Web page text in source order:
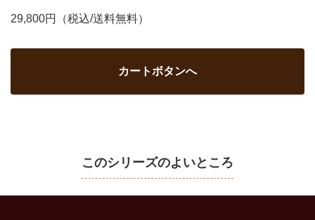
29,800円（税込/送料無料）
カートボタンへ
このシリーズのよいところ